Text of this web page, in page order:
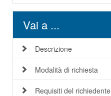
Vai a ...
Descrizione
Modalità di richiesta
Requisiti del richiedente